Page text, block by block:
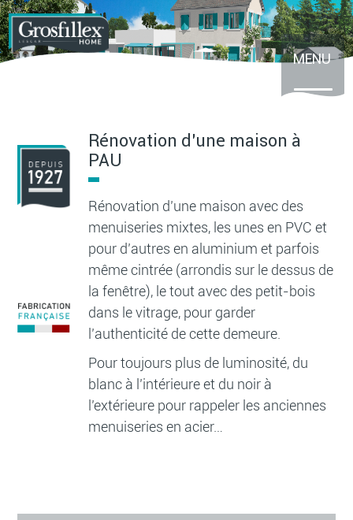
Aller
au
contenu
principal
MENU
Rénovation d’une maison à
PAU
Rénovation d’une maison avec des
menuiseries mixtes, les unes en PVC et
pour d’autres en aluminium et parfois
même cintrée (arrondis sur le dessus de
la fenêtre), le tout avec des petit-bois
dans le vitrage, pour garder
l’authenticité de cette demeure.
Pour toujours plus de luminosité, du
blanc à l’intérieure et du noir à
l’extérieure pour rappeler les anciennes
menuiseries en acier…